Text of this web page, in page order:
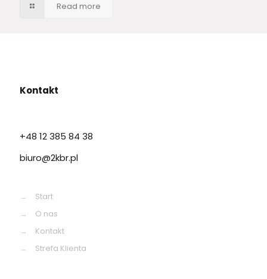
Read more
Kontakt
+48 12 385 84 38
biuro@2kbr.pl
→
Start
→
O nas
→
Kontakt
→
Strefa Klienta